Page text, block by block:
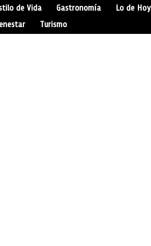
de Vida Gastronomía Lo de Hoy
Turismo